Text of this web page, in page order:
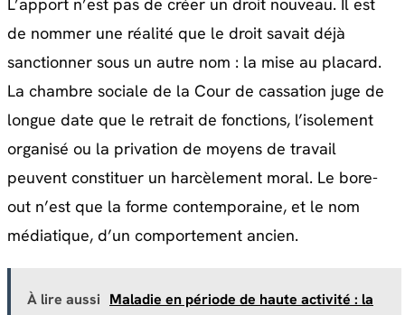
de nommer une réalité que le droit savait déjà
sanctionner sous un autre nom : la mise au placard.
La chambre sociale de la Cour de cassation juge de
longue date que le retrait de fonctions, l’isolement
organisé ou la privation de moyens de travail
peuvent constituer un harcèlement moral. Le bore-
out n’est que la forme contemporaine, et le nom
médiatique, d’un comportement ancien.
À lire aussi Maladie en période de haute activité : la